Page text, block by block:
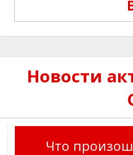
Новости
Что